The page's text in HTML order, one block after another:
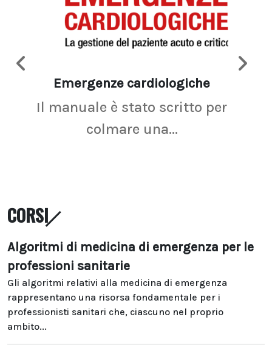
Emergenze cardiologiche
Il manuale è stato scritto per
colmare una...
CORSI
Algoritmi di medicina di emergenza per le
professioni sanitarie
Gli algoritmi relativi alla medicina di emergenza
rappresentano una risorsa fondamentale per i
professionisti sanitari che, ciascuno nel proprio
ambito...